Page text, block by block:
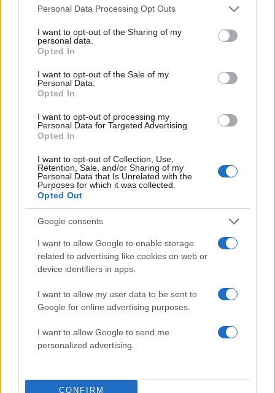
Please note that this website/app uses one or more Google
not limited to your visit or usage behaviour. You may click to
grant or deny consent to Google and its third-party tags to
use your data for below specified purposes in below Google
consent section.
Personal Data Processing Opt Outs
I want to opt-out of the Sharing of my
personal data.
Opted In
I want to opt-out of the Sale of my
Personal Data.
Opted In
I want to opt-out of processing my
Personal Data for Targeted Advertising.
Opted In
I want to opt-out of Collection, Use,
Retention, Sale, and/or Sharing of my
Personal Data that Is Unrelated with the
Purposes for which it was collected.
Opted Out
Google consents
I want to allow Google to enable storage
related to advertising like cookies on web or
device identifiers in apps.
I want to allow my user data to be sent to
Google for online advertising purposes.
I want to allow Google to send me
personalized advertising.
CONFIRM
καθώς και με την άσκηση σωματικής βίας, τους
αφαιρούσαν χρηματικά ποσά, συσκευές κινητών
τηλεφώνων και άλλα αντικείμενα τα οποία
διοχέτευαν σε άγνωστους αλλοδαπούς στο
κέντρο της Αθήνας, αποκομίζοντας οικονομικά
οφέλη.
Τουλάχιστον πέντε ληστείες
Από την προανακριτική έρευνα, εξιχνιάστηκαν
μέχρι στιγμής πέντε ληστείες σε βάρος εννέα
ανηλίκων, ηλικίας 13 έως 16 ετών, με κύριο
τομέα δράσης τους, αθλητικό χώρο στην
Ηλιούπολη.
αναδιπλούμενοι σουγιάδες και πεταλούδα και
στις οικίες τους αφαιρεθέντα κινητά τηλέφωνα
και ρουχισμός που φορούσαν κατά τη διάπραξη
των ληστειών.
Οι συλληφθέντες οδηγήθηκαν στον κ.